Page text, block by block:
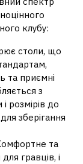
клубу:
столи, що
та приємні
з
розмірів до
зберігання
та
гравців, і